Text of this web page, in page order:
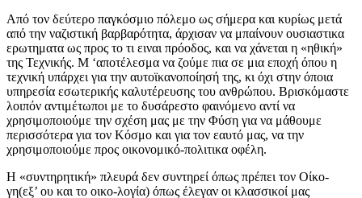
Από τον δεύτερο παγκόσμιο πόλεμο ως σήμερα και κυρίως μετά
από την ναζιστική βαρβαρότητα, άρχισαν να μπαίνουν ουσιαστικα
ερωτηματα ως προς το τι ειναι πρόοδος, και να χάνεται η «ηθική»
της Τεχνικής. Μ ‘αποτέλεσμα να ζούμε πια σε μια εποχή όπου η
τεχνική υπάρχει για την αυτοϊκανοποίησή της, κι όχι στην όποια
υπηρεσία εσωτερικής καλυτέρευσης του ανθρώπου. Βρισκόμαστε
λοιπόν αντιμέτωποι με το δυσάρεστο φαινόμενο αντί να
χρησιμοποιούμε την σχέση μας με την Φύση για να μάθουμε
περισσότερα για τον Κόσμο και για τον εαυτό μας, να την
χρησιμοποιούμε προς οικονομικό-πολιτικα οφέλη.
Η «συντηρητική» πλευρά δεν συντηρεί όπως πρέπει τον Οίκο-
γη(εξ’ ου και το οικο-λογία) όπως έλεγαν οι κλασσικοί μας